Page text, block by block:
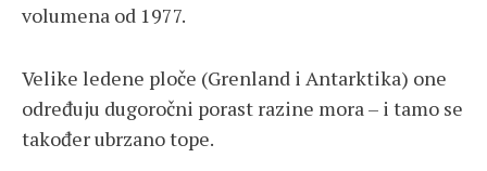
volumena od 1977.
Velike ledene ploče (Grenland i Antarktika) one
određuju dugoročni porast razine mora – i tamo se
također ubrzano tope.